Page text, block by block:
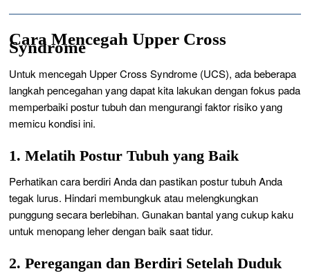
Cara Mencegah Upper Cross
Syndrome
Untuk mencegah Upper Cross Syndrome (UCS), ada beberapa
langkah pencegahan yang dapat kita lakukan dengan fokus pada
memperbaiki postur tubuh dan mengurangi faktor risiko yang
memicu kondisi ini.
1. Melatih Postur Tubuh yang Baik
Perhatikan cara berdiri Anda dan pastikan postur tubuh Anda
tegak lurus. Hindari membungkuk atau melengkungkan
punggung secara berlebihan. Gunakan bantal yang cukup kaku
untuk menopang leher dengan baik saat tidur.
2. Peregangan dan Berdiri Setelah Duduk